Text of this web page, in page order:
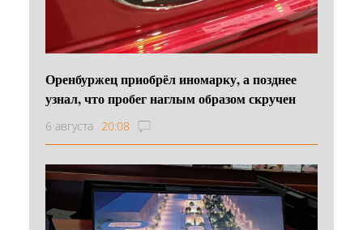
Оренбуржец приобрёл иномарку, а позднее
узнал, что пробег наглым образом скручен
6 августа 20:08